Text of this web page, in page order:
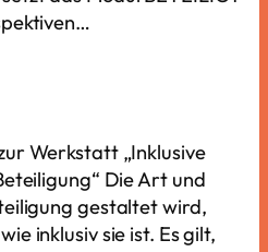
Werkstatt „Inklusive
Die Art und
gestaltet wird,
inklusiv sie ist. Es gilt,